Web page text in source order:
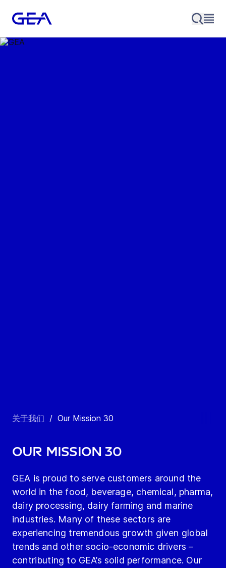
关于我们 / Our Mission 30
Our Mission 30
GEA is proud to serve customers around the
world in the food, beverage, chemical, pharma,
dairy processing, dairy farming and marine
industries. Many of these sectors are
experiencing tremendous growth given global
trends and other socio-economic drivers –
contributing to GEA’s solid performance. Our